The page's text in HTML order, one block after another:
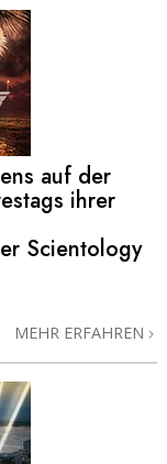
auf der
ihrer
Scientology
MEHR ERFAHREN